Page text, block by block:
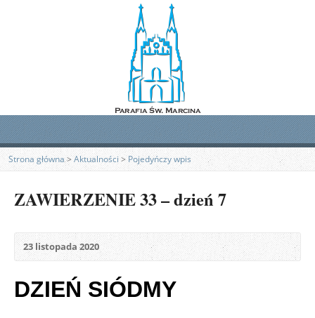
Strona główna> Aktualności > Pojedyńczy wpis
ZAWIERZENIE 33 – dzień 7
23 listopada 2020
DZIEŃ SIÓDMY